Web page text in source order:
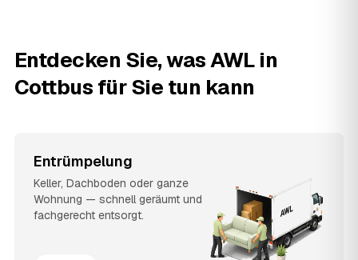
Entdecken Sie, was AWL in
Cottbus für Sie tun kann
Entrümpelung
Keller, Dachboden oder ganze
Wohnung — schnell geräumt und
fachgerecht entsorgt.